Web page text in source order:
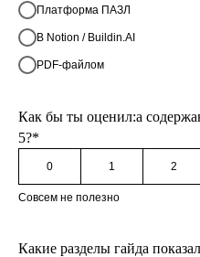
Платформа ПАЗЛ
В Notion / Buildin.AI
PDF-файлом
Как бы ты оценил:а
5?*
0 1 2
Совсем не полезно
Какие разделы гайда